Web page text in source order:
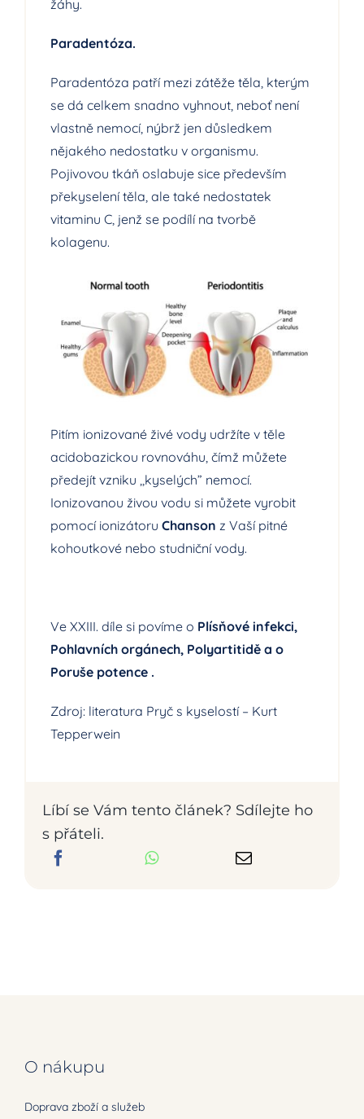
žáhy.
Paradentóza.
Paradentóza patří mezi zátěže těla, kterým
se dá celkem snadno vyhnout, neboť není
vlastně nemocí, nýbrž jen důsledkem
nějakého nedostatku v organismu.
Pojivovou tkáň oslabuje sice především
překyselení těla, ale také nedostatek
vitaminu C, jenž se podílí na tvorbě
kolagenu.
Pitím ionizované živé vody udržíte v těle
acidobazickou rovnováhu, čímž můžete
předejít vzniku ,,kyselých” nemocí.
Ionizovanou živou vodu si můžete vyrobit
pomocí ionizátoru Chanson z Vaší pitné
kohoutkové nebo studniční vody.
Ve XXIII. díle si povíme o Plísňové infekci,
Pohlavních orgánech, Polyartitidě a o
Poruše potence .
Zdroj: literatura Pryč s kyselostí – Kurt
Tepperwein
Líbí se Vám tento článek? Sdílejte ho
s přáteli.
O nákupu
Doprava zboží a služeb